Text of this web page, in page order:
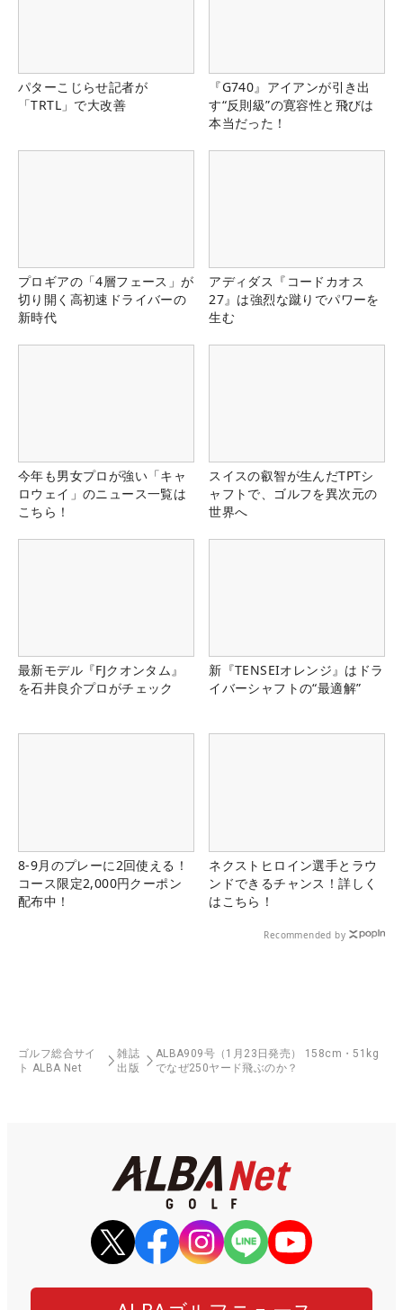
パターこじらせ記者が
「TRTL」で大改善
『G740』アイアンが引き出
す“反則級”の寛容性と飛びは
本当だった！
プロギアの「4層フェース」が
切り開く高初速ドライバーの
新時代
アディダス『コードカオス
27』は強烈な蹴りでパワーを
生む
今年も男女プロが強い「キャ
ロウェイ」のニュース一覧は
こちら！
スイスの叡智が生んだTPTシ
ャフトで、ゴルフを異次元の
世界へ
最新モデル『FJクオンタム』
を石井良介プロがチェック
新『TENSEIオレンジ』はドラ
イバーシャフトの“最適解”
8-9月のプレーに2回使える！
コース限定2,000円クーポン
配布中！
ネクストヒロイン選手とラウ
ンドできるチャンス！詳しく
はこちら！
Recommended by
ゴルフ総合サイ
ト ALBA Net
雑誌
出版
ALBA909号（1月23日発売） 158cm・51kg
でなぜ250ヤード飛ぶのか？